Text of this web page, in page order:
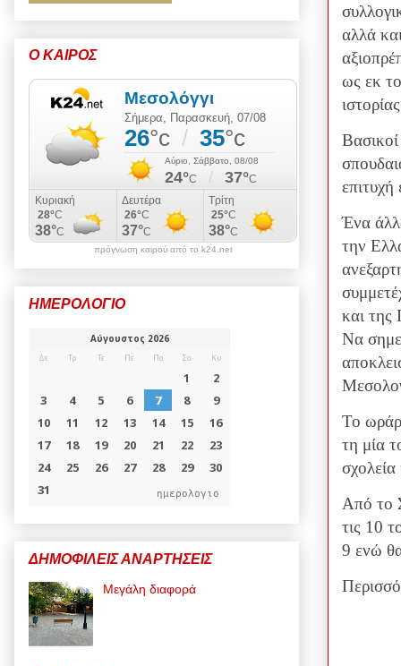
αλλά
ως εκ
Ένα
την
και της
Να
Το
τη μία
Από το
τις 10
9 ενώ
Ο ΚΑΙΡΟΣ
πρόγνωση καιρού από το k24.net
ΗΜΕΡΟΛΟΓΙΟ
ημερολογιο
ΔΗΜΟΦΙΛΕΙΣ ΑΝΑΡΤΗΣΕΙΣ
Μεγάλη διαφορά